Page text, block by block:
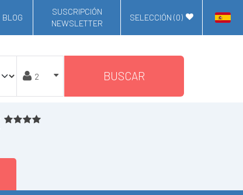
BLOG
SUSCRIPCIÓN
NEWSLETTER
SELECCIÓN (0)
BUSCAR